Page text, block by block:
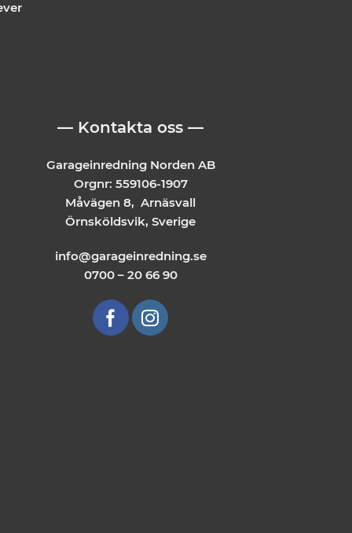
— Kontakta oss —
Garageinredning Norden AB
Orgnr: 559106-1907
Måvägen 8, Arnäsvall
Örnsköldsvik, Sverige
info@garageinredning.se
0700 – 20 66 90